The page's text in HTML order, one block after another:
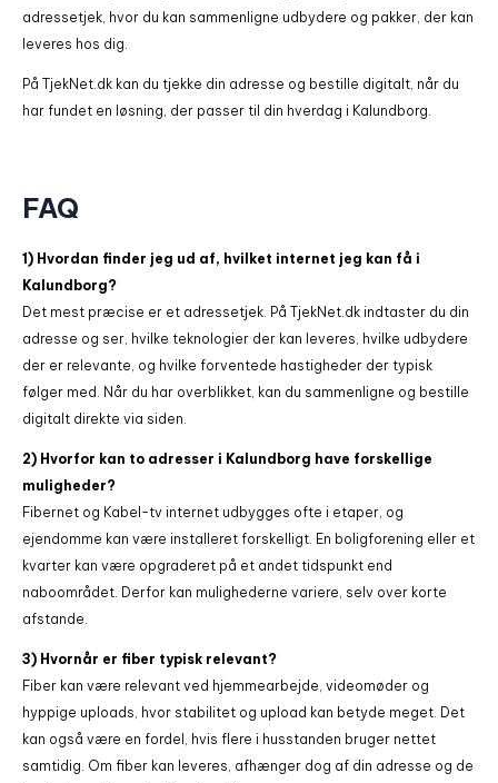
adressetjek, hvor du kan sammenligne udbydere og pakker, der kan
leveres hos dig.
På TjekNet.dk kan du tjekke din adresse og bestille digitalt, når du
har fundet en løsning, der passer til din hverdag i Kalundborg.
FAQ
1) Hvordan finder jeg ud af, hvilket internet jeg kan få i
Kalundborg?
Det mest præcise er et adressetjek. På TjekNet.dk indtaster du din
adresse og ser, hvilke teknologier der kan leveres, hvilke udbydere
der er relevante, og hvilke forventede hastigheder der typisk
følger med. Når du har overblikket, kan du sammenligne og bestille
digitalt direkte via siden.
2) Hvorfor kan to adresser i Kalundborg have forskellige
muligheder?
Fibernet og Kabel-tv internet udbygges ofte i etaper, og
ejendomme kan være installeret forskelligt. En boligforening eller et
kvarter kan være opgraderet på et andet tidspunkt end
naboområdet. Derfor kan mulighederne variere, selv over korte
afstande.
3) Hvornår er fiber typisk relevant?
Fiber kan være relevant ved hjemmearbejde, videomøder og
hyppige uploads, hvor stabilitet og upload kan betyde meget. Det
kan også være en fordel, hvis flere i husstanden bruger nettet
samtidig. Om fiber kan leveres, afhænger dog af din adresse og de